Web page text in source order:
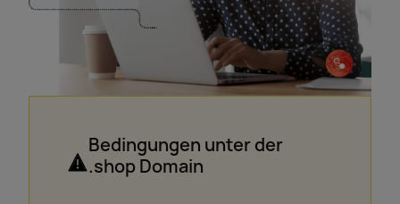
Bedingungen unter der
.shop Domain